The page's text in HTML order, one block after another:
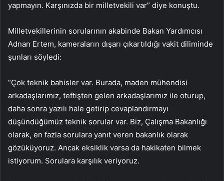
yapmayın. Karşınızda bir milletvekili var” diye konuştu.
Milletvekillerinin sorularının akabinde Bakan Yardımcısı
Adnan Ertem, kameraların dışarı çıkartıldığı vakit diliminde
şunları söyledi:
“Çok teknik bahisler var. Burada, maden mühendisi
arkadaşlarımız, teftişten gelen arkadaşlarımız ile oturup,
daha sonra yazılı hale getirip cevaplandırmayı
düşündüğümüz teknik sorular var. Biz, Çalışma Bakanlığı
olarak, en fazla sorulara yanıt veren bakanlık olarak
gözüküyoruz. Ancak eksiklik varsa da hakikaten bilmek
istiyorum. Sorulara karşılık veriyoruz.